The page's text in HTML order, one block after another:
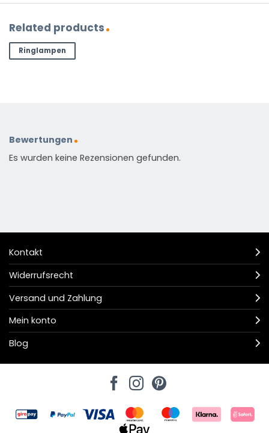
Related products
Ringlampen
Bewertungen
Es wurden keine Rezensionen gefunden.
Kontakt
Widerrufsrecht
Versand und Zahlung
Mein konto
Blog